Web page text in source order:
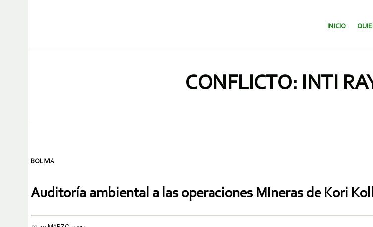
SALTAR AL
INICIO
CONFLICTO: INTI
BOLIVIA
Auditoría ambiental a las operaciones MIneras de Kori